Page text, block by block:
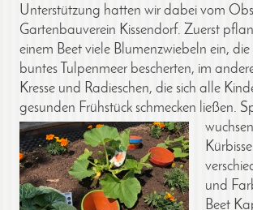
Unterstützung hatten wir dabei vom
Gartenbauverein Kissendorf. Zuerst
einem Beet viele Blumenzwiebeln ein, die
buntes Tulpenmeer bescherten, im
Kresse und Radieschen, die sich alle
gesunden Frühstück schmecken ließen.
und
Beet